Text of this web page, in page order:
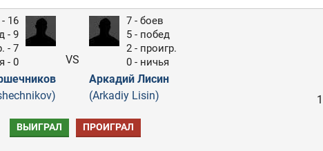
16
- 9
- 7
- 0
VS
7 - боев
5 - побед
2 - проигр.
0 - ничья
Аркадий Лисин
(Arkadiy Lisin)
1
ВЫИГРАЛ ПРОИГРАЛ